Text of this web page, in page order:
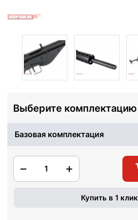
Выберите комплектацию
Базовая комплектация
1
Купить в 1 клик